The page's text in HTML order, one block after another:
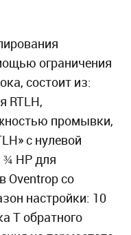
ограничения
состоит из:
RTLH,
промывки,
с нулевой
¾ НР для
Oventrop со
настройки: 10
T обратного